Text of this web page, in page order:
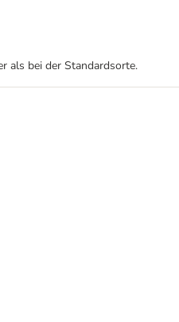
als bei der Standardsorte.